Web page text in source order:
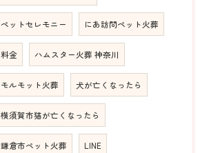
ペットセレモニー にあ訪問ペット火葬
料金 ハムスター火葬 神奈川
モルモット火葬 犬が亡くなったら
横須賀市猫が亡くなったら
鎌倉市ペット火葬 LINE